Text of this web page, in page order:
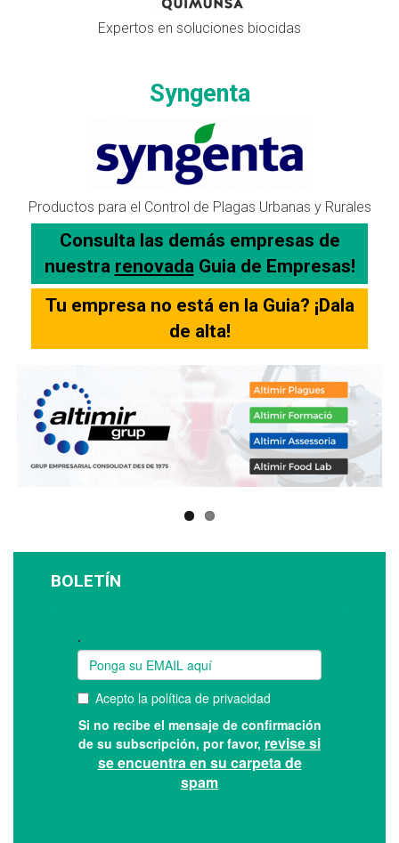
Expertos en soluciones biocidas
Syngenta
Productos para el Control de Plagas Urbanas y Rurales
Consulta las demás empresas de
nuestra renovadaGuia de Empresas!
Tu empresa no está en la Guia? ¡Dala
de alta!
BOLETÍN